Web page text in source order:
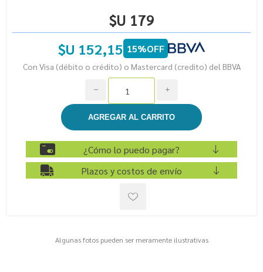
$U 179
$U 152,15 15%OFF
Con Visa (débito o crédito) o Mastercard (credito) del BBVA
i
h
¿Cómo lo puedo pagar?
Plazos y costos de envío
Algunas fotos pueden ser meramente ilustrativas